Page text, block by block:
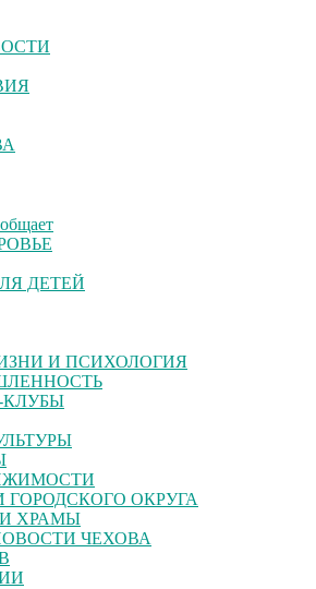
ДЕТЕЙ
И ПСИХОЛОГИЯ
ГОРОДСКОГО ОКРУГА
ХРАМЫ
ЧЕХОВА